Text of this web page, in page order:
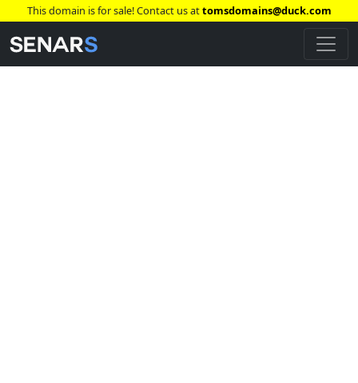
This domain is for sale! Contact us attomsdomains@duck.com